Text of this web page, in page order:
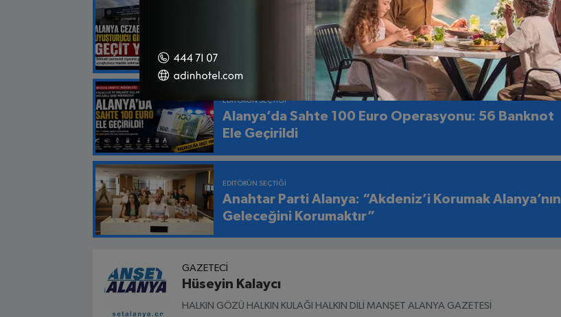
Alanya L Tipi Cezaevi’nde Dikkatli Personel
Uyuşturucu Girişimini Önledi
EDITÖRÜN SEÇTIĞI
Alanya’da Sahte 100 Euro Operasyonu: 56 Banknot
Ele Geçirildi
EDITÖRÜN SEÇTIĞI
Anahtar Parti Alanya: “Akdeniz’i Korumak Alanya’nın
Geleceğini Korumaktır”
GAZETECI
Hüseyin Kalaycı
HALKIN GÖZÜ HALKIN KULAĞI HALKIN DİLİ MANŞET ALANYA GAZETESİ